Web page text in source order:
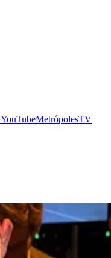
YouTubeMetrópolesTV